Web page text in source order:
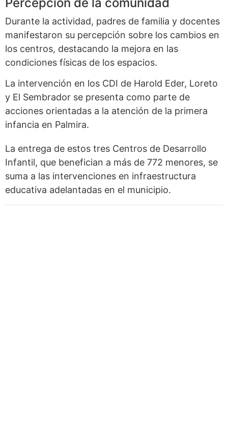
Durante la actividad, padres de familia y docentes
manifestaron su percepción sobre los cambios en
los centros, destacando la mejora en las
condiciones físicas de los espacios.
La intervención en los CDI de Harold Eder, Loreto
y El Sembrador se presenta como parte de
acciones orientadas a la atención de la primera
infancia en Palmira.
La entrega de estos tres Centros de Desarrollo
Infantil, que benefician a más de 772 menores, se
suma a las intervenciones en infraestructura
educativa adelantadas en el municipio.